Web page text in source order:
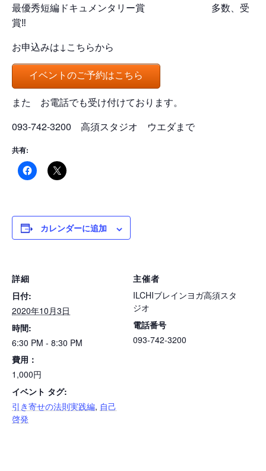
最優秀短編ドキュメンタリー賞 多数、受
賞‼
お申込みは↓こちらから
イベントのご予約はこちら
また お電話でも受け付けております。
093-742-3200 高須スタジオ ウエダまで
共有:
カレンダーに追加
詳細
日付:
2020年10月3日
時間:
6:30 PM - 8:30 PM
費用：
1,000円
イベント タグ:
引き寄せの法則実践編, 自己
啓発
主催者
ILCHIブレインヨガ高須スタ
ジオ
電話番号
093-742-3200